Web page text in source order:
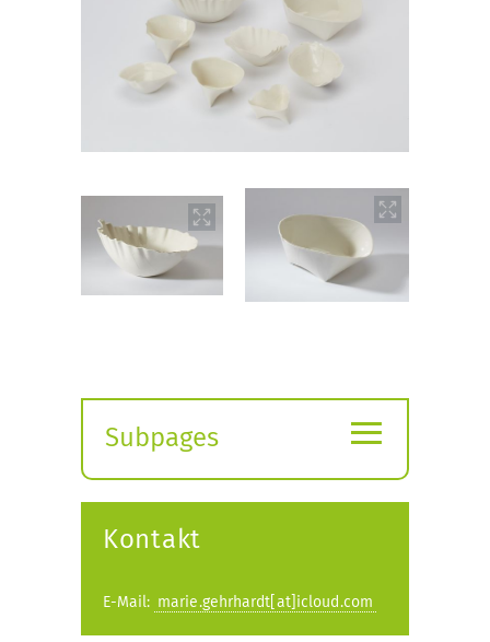
Subpages
submenu
≡
Kontakt
E-Mail: marie.gehrhardt[at]icloud.com